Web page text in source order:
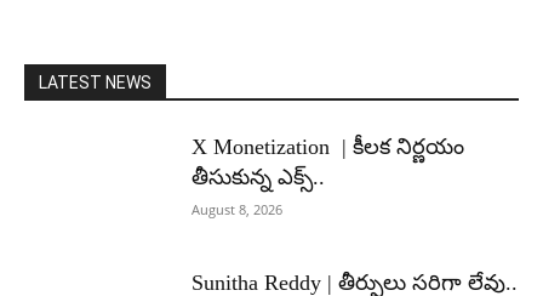
LATEST NEWS
X Monetization | కీలక నిర్ణయం
తీసుకున్న ఎక్స్..
August 8, 2026
Sunitha Reddy | తీర్పులు సరిగా లేవు..